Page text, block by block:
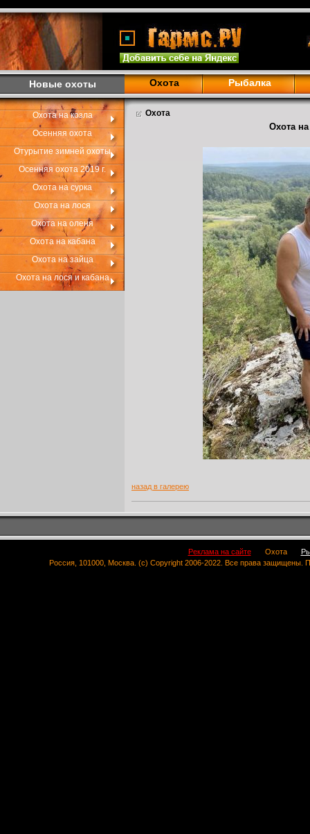
Новые охоты Охота Рыбалка
Охота на козла
Осенняя охота
Отурытие зимней охоты
Осенняя охота 2019 г.
Охота на сурка
Охота на лося
Охота на оленя
Охота на кабана
Охота на зайца
Охота на лося и кабана
Охота
Охота на
назад в галерею
Реклама на сайте Охота
Россия, 101000, Москва. (c) Copyright 2006-2022. Все права защищены.